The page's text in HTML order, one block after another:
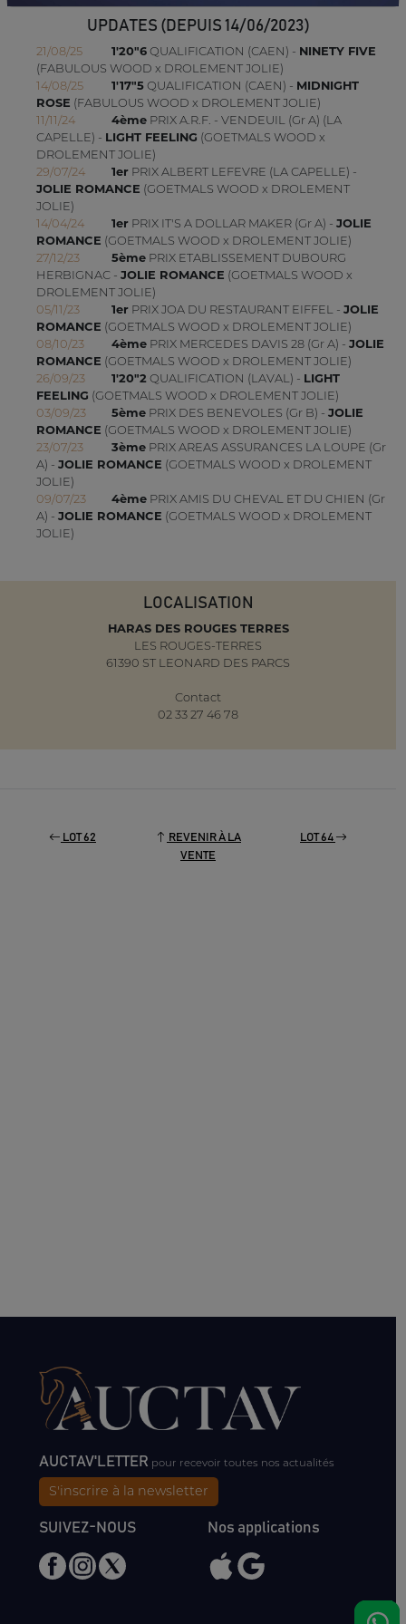
UPDATES (DEPUIS 14/06/2023)
21/08/25 1'20"6QUALIFICATION (CAEN) - NINETY FIVE
(FABULOUS WOOD x DROLEMENT JOLIE)
14/08/25
1'17"5QUALIFICATION (CAEN) - MIDNIGHT
ROSE (FABULOUS WOOD x DROLEMENT JOLIE)
11/11/24
4èmePRIX A.R.F. - VENDEUIL (Gr A) (LA
CAPELLE) - LIGHT FEELING (GOETMALS WOOD x
DROLEMENT JOLIE)
29/07/24
1erPRIX ALBERT LEFEVRE (LA CAPELLE) -
JOLIE ROMANCE (GOETMALS WOOD x DROLEMENT
JOLIE)
14/04/24
1erPRIX IT'S A DOLLAR MAKER (Gr A) - JOLIE
ROMANCE (GOETMALS WOOD x DROLEMENT JOLIE)
27/12/23
5èmePRIX ETABLISSEMENT DUBOURG
HERBIGNAC - JOLIE ROMANCE (GOETMALS WOOD x
DROLEMENT JOLIE)
05/11/23
1erPRIX JOA DU RESTAURANT EIFFEL - JOLIE
ROMANCE (GOETMALS WOOD x DROLEMENT JOLIE)
08/10/23
4èmePRIX MERCEDES DAVIS 28 (Gr A) - JOLIE
ROMANCE (GOETMALS WOOD x DROLEMENT JOLIE)
26/09/23
1'20"2 QUALIFICATION (LAVAL) - LIGHT
FEELING (GOETMALS WOOD x DROLEMENT JOLIE)
03/09/23
5èmePRIX DES BENEVOLES (Gr B) - JOLIE
ROMANCE (GOETMALS WOOD x DROLEMENT JOLIE)
23/07/23
3èmePRIX AREAS ASSURANCES LA LOUPE (Gr
A) - JOLIE ROMANCE (GOETMALS WOOD x DROLEMENT
JOLIE)
09/07/23
4èmePRIX AMIS DU CHEVAL ET DU CHIEN (Gr
A) - JOLIE ROMANCE (GOETMALS WOOD x DROLEMENT
JOLIE)
LOCALISATION
HARAS DES ROUGES TERRES
LES ROUGES-TERRES
61390 ST LEONARD DES PARCS
Contact
02 33 27 46 78
LOT 62
REVENIR À LA
VENTE
LOT 64
AUCTAV'LETTER pour recevoir toutes nos actualités
S'inscrire à la newsletter
SUIVEZ-NOUS Nos applications